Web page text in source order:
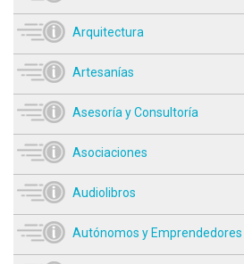
Arquitectura
Artesanías
Asesoría y Consultoría
Asociaciones
Audiolibros
Autónomos y Emprendedores